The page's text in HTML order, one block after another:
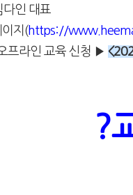
인 대표
지(https://
프라인 교육 신청 ▶
?